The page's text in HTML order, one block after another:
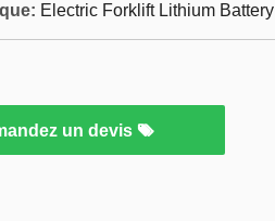
Electric Forklift Lithium Battery
un devis